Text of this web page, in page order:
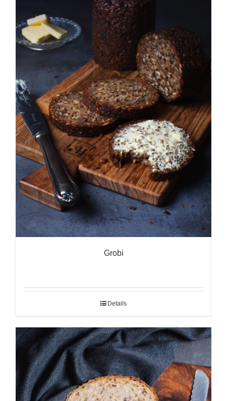
Grobi
Details